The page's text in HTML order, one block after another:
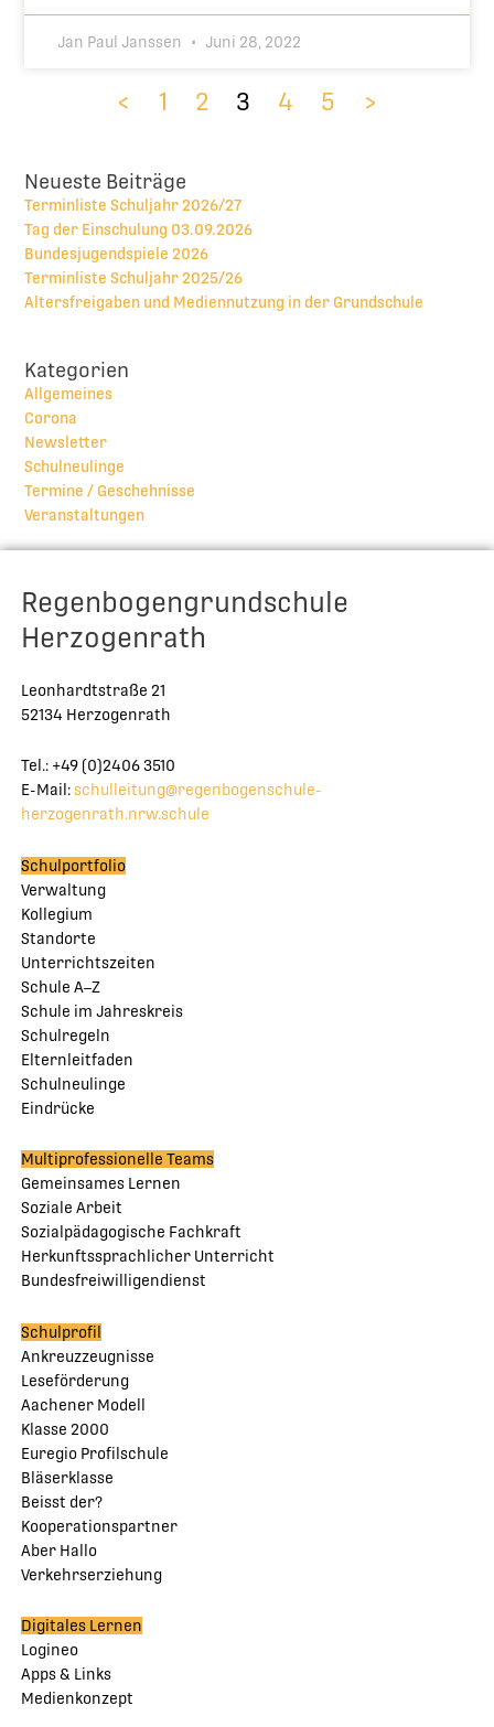
Jan Paul Janssen Juni 28, 2022
< 1 2 3 4 5 >
Neueste Beiträge
Terminliste Schuljahr 2026/27
Tag der Einschulung 03.09.2026
Bundesjugendspiele 2026
Terminliste Schuljahr 2025/26
Altersfreigaben und Mediennutzung in der Grundschule
Kategorien
Allgemeines
Corona
Newsletter
Schulneulinge
Termine / Geschehnisse
Veranstaltungen
Regenbogengrundschule
Herzogenrath
Leonhardtstraße 21
52134 Herzogenrath
Tel.: +49 (0)2406 3510
E-Mail:schulleitung@regenbogenschule-
herzogenrath.nrw.schule
Schulportfolio
Verwaltung
Kollegium
Standorte
Unterrichtszeiten
Schule A–Z
Schule im Jahreskreis
Schulregeln
Elternleitfaden
Schulneulinge
Eindrücke
Multiprofessionelle Teams
Gemeinsames Lernen
Soziale Arbeit
Sozialpädagogische Fachkraft
Herkunftssprachlicher Unterricht
Bundesfreiwilligendienst
Schulprofil
Ankreuzzeugnisse
Leseförderung
Aachener Modell
Klasse 2000
Euregio Profilschule
Bläserklasse
Beisst der?
Kooperationspartner
Aber Hallo
Verkehrserziehung
Digitales Lernen
Logineo
Apps & Links
Medienkonzept